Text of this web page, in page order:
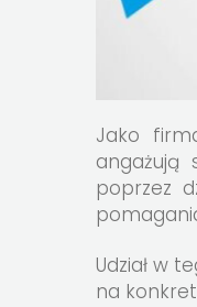
Jako
angażują
poprzez
Udział w
na